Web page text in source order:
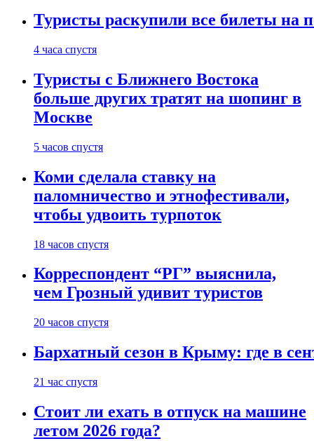
Туристы раскупили все билеты на
4 часа спустя
Туристы с Ближнего Востока
больше других тратят на шопинг в
Москве
5 часов спустя
Коми сделала ставку на
паломничество и этнофестивали,
чтобы удвоить турпоток
18 часов спустя
Корреспондент “РГ” выяснила,
чем Грозный удивит туристов
20 часов спустя
Бархатный сезон в Крыму: где в
21 час спустя
Стоит ли ехать в отпуск на машине
летом 2026 года?